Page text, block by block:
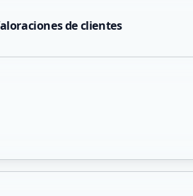
de clientes